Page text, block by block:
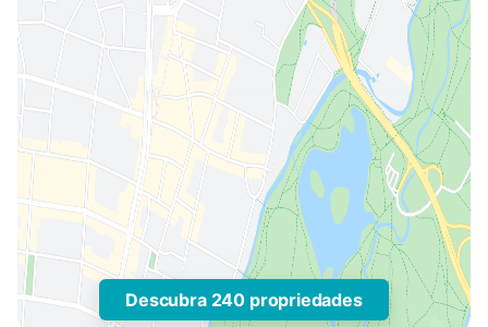
Descubra 240 propriedades